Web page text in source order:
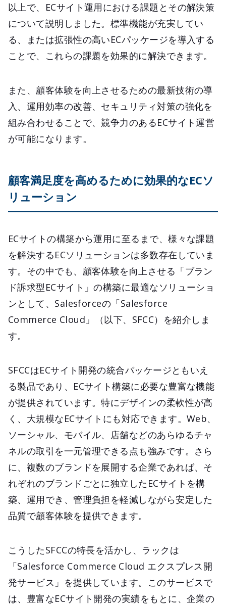
以上で、ECサイト運用における課題とその解決策
について説明しました。標準機能が充実してい
る、または拡張性の高いECパッケージを導入する
ことで、これらの課題を効果的に解決できます。
また、顧客体験を向上させるための最新技術の導
入、運用効率の改善、セキュリティ対策の強化を
組み合わせることで、競争力のあるECサイト運営
が可能になります。
顧客満足度を高めるために効果的なECソ
リューション
ECサイトの構築から運用に至るまで、様々な課題
を解決するECソリューションは多数存在していま
す。その中でも、顧客体験を向上させる「ブラン
ド訴求型ECサイト」の構築に最適なソリューショ
ンとして、Salesforceの「Salesforce
Commerce Cloud」（以下、SFCC）を紹介しま
す。
SFCCはECサイト開発の統合パッケージともいえ
る製品であり、ECサイト構築に必要な豊富な機能
が提供されています。特にデザインの柔軟性が高
く、大規模なECサイトにも対応できます。Web、
ソーシャル、モバイル、店舗などのあらゆるチャ
ネルの取引を一元管理できる点も強みです。さら
に、複数のブランドを展開する企業であれば、そ
れぞれのブランドごとに独立したECサイトを構
築、運用でき、管理負担を軽減しながら安定した
品質で顧客体験を提供できます。
こうしたSFCCの特長を活かし、ラックは
「Salesforce Commerce Cloud エクスプレス開
発サービス」を提供しています。このサービスで
は、豊富なECサイト開発の実績をもとに、企業の